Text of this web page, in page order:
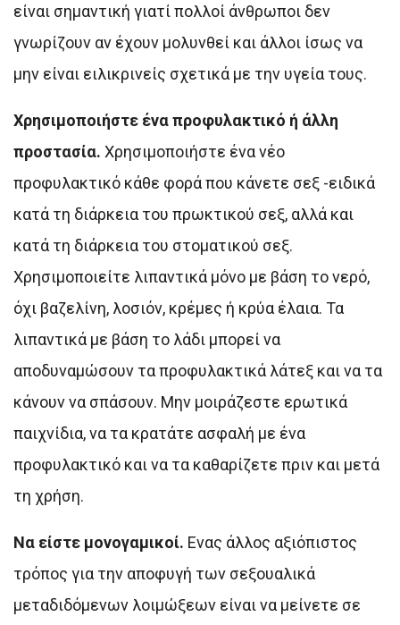
είναι σημαντική γιατί πολλοί άνθρωποι δεν
γνωρίζουν αν έχουν μολυνθεί και άλλοι ίσως να
μην είναι ειλικρινείς σχετικά με την υγεία τους.
Χρησιμοποιήστε ένα προφυλακτικό ή άλλη
προστασία. Χρησιμοποιήστε ένα νέο
προφυλακτικό κάθε φορά που κάνετε σεξ -ειδικά
κατά τη διάρκεια του πρωκτικού σεξ, αλλά και
κατά τη διάρκεια του στοματικού σεξ.
Χρησιμοποιείτε λιπαντικά μόνο με βάση το νερό,
όχι βαζελίνη, λοσιόν, κρέμες ή κρύα έλαια. Τα
λιπαντικά με βάση το λάδι μπορεί να
αποδυναμώσουν τα προφυλακτικά λάτεξ και να τα
κάνουν να σπάσουν. Μην μοιράζεστε ερωτικά
παιχνίδια, να τα κρατάτε ασφαλή με ένα
προφυλακτικό και να τα καθαρίζετε πριν και μετά
τη χρήση.
Να είστε μονογαμικοί. Eνας άλλος αξιόπιστος
τρόπος για την αποφυγή των σεξουαλικά
μεταδιδόμενων λοιμώξεων είναι να μείνετε σε